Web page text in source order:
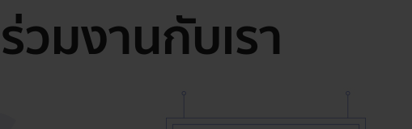
ร่วมงานกับเรา